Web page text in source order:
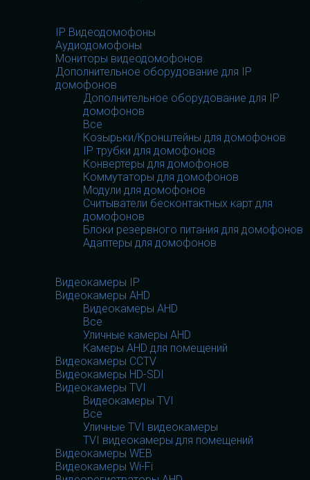
IP Видеодомофоны
Аудиодомофоны
Мониторы видеодомофонов
Дополнительное оборудование для IP
домофонов
Дополнительное оборудование для IP
домофонов
Все
Козырьки/Кронштейны для домофонов
IP трубки для домофонов
Конвертеры для домофонов
Коммутаторы для домофонов
Модули для домофонов
Считыватели бесконтактных карт для
домофонов
Блоки резервного питания для домофонов
Адаптеры для домофонов
Видеокамеры IP
Видеокамеры AHD
Видеокамеры AHD
Все
Уличные камеры AHD
Камеры AHD для помещений
Видеокамеры CCTV
Видеокамеры HD-SDI
Видеокамеры TVI
Видеокамеры TVI
Все
Уличные TVI видеокамеры
TVI видеокамеры для помещений
Видеокамеры WEB
Видеокамеры Wi-Fi